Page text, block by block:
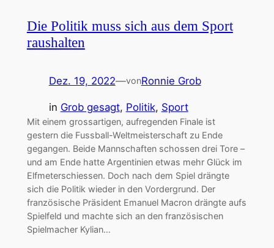
Die Politik muss sich aus dem Sport
raushalten
Dez. 19, 2022—vonRonnie Grob
in Grob gesagt, Politik, Sport
Mit einem grossartigen, aufregenden Finale ist
gestern die Fussball-Weltmeisterschaft zu Ende
gegangen. Beide Mannschaften schossen drei Tore –
und am Ende hatte Argentinien etwas mehr Glück im
Elfmeterschiessen. Doch nach dem Spiel drängte
sich die Politik wieder in den Vordergrund. Der
französische Präsident Emanuel Macron drängte aufs
Spielfeld und machte sich an den französischen
Spielmacher Kylian…